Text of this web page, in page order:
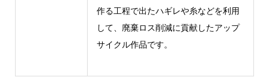
作る工程で出たハギレや糸などを利用
して、廃棄ロス削減に貢献したアップ
サイクル作品です。